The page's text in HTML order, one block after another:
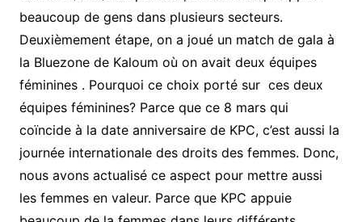
beaucoup de gens dans plusieurs secteurs.
Deuxièmement étape, on a joué un match de gala à
la Bluezone de Kaloum où on avait deux équipes
féminines . Pourquoi ce choix porté sur ces deux
équipes féminines? Parce que ce 8 mars qui
coïncide à la date anniversaire de KPC, c’est aussi la
journée internationale des droits des femmes. Donc,
nous avons actualisé ce aspect pour mettre aussi
les femmes en valeur. Parce que KPC appuie